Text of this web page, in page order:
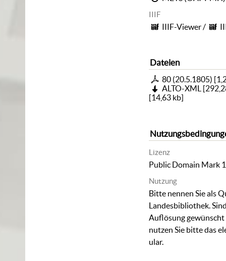
IIIF
IIIF-Viewer/
Dateien
80 (20.5.1805) [
ALTO-XML [
[14,63 kb]
Lizenz
Public Domain Mark
Nutzung
Bitte nennen Sie als
Landesbibliothek.
Auflösung
nutzen Sie bitte das
ular.